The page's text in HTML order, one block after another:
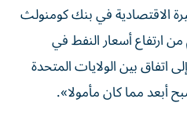
الاقتصادية في بنك كومنولث
ارتفاع أسعار النفط في
اتفاق ‌بين الولايات المتحدة
أبعد مما كان مأمولا».